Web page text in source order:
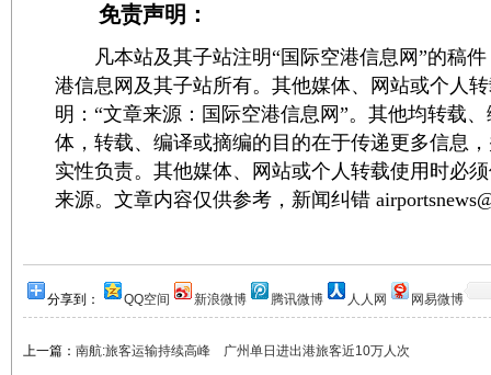
免责声明：
凡本站及其子站注明“国际空港信息网”的稿件
港信息网及其子站所有。其他媒体、网站或个人
明：“文章来源：国际空港信息网”。其他均转载
体，转载、编译或摘编的目的在于传递更多信息
实性负责。其他媒体、网站或个人转载使用时必
来源。文章内容仅供参考，新闻纠错
分享到： QQ空间 新浪微博 腾讯微博 人人网 网易微博
上一篇： 南航:旅客运输持续高峰 广州单日进出港旅客近10万人次